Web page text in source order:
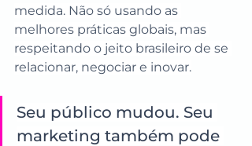
medida. Não só usando as
melhores práticas globais, mas
respeitando o jeito brasileiro de se
relacionar, negociar e inovar.
Seu público mudou. Seu
marketing também pode